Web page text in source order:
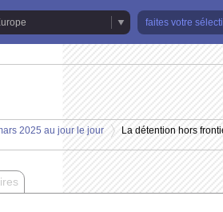
faites votre
2025 au jour le jour
>
La détention hors